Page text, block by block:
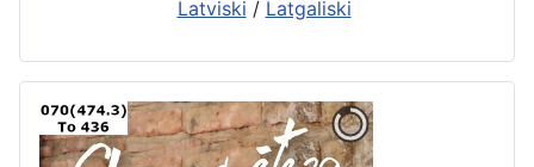
Latviski / Latgaliski